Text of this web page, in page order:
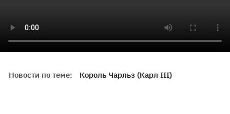
Новости по теме: Король Чарльз (Карл III)